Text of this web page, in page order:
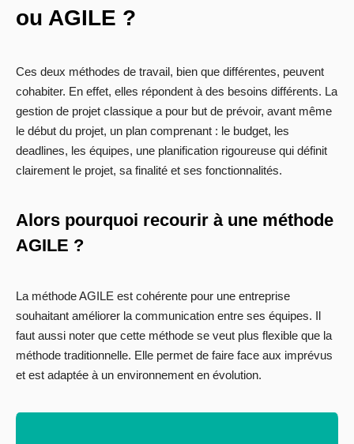
ou AGILE ?
Ces deux méthodes de travail, bien que différentes, peuvent
cohabiter. En effet, elles répondent à des besoins différents. La
gestion de projet classique a pour but de prévoir, avant même
le début du projet, un plan comprenant : le budget, les
deadlines, les équipes, une planification rigoureuse qui définit
clairement le projet, sa finalité et ses fonctionnalités.
Alors pourquoi recourir à une méthode
AGILE ?
La méthode AGILE est cohérente pour une entreprise
souhaitant améliorer la communication entre ses équipes. Il
faut aussi noter que cette méthode se veut plus flexible que la
méthode traditionnelle. Elle permet de faire face aux imprévus
et est adaptée à un environnement en évolution.